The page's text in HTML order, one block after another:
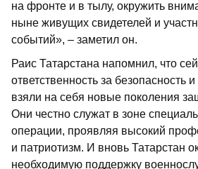
на фронте и в тылу, окружить
ныне живущих свидетелей и
событий», – заметил он.
Раис Татарстана напомнил, что
ответственность за безопасность
взяли на себя новые поколения
Они честно служат в зоне
операции, проявляя высокий
и патриотизм. И вновь Татарстан
необходимую поддержку